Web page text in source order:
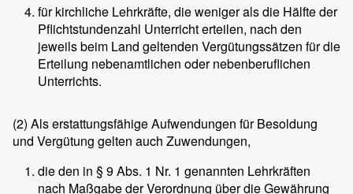
für kirchliche Lehrkräfte, die weniger als die Hälfte der
Pflichtstundenzahl Unterricht erteilen, nach den
jeweils beim Land geltenden Vergütungssätzen für die
Erteilung nebenamtlichen oder nebenberuflichen
Unterrichts.
(2) Als erstattungsfähige Aufwendungen für Besoldung
und Vergütung gelten auch Zuwendungen,
die den in § 9 Abs. 1 Nr. 1 genannten Lehrkräften
nach Maßgabe der Verordnung über die Gewährung